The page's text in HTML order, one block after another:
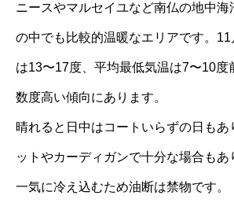
ニースやマルセイユなど南仏の地中海
の中でも比較的温暖なエリアです。
は13〜17度、平均最低気温は7〜10度
数度高い傾向にあります。
晴れると日中はコートいらずの日もあ
ットやカーディガンで十分な場合もあ
一気に冷え込むため油断は禁物です。